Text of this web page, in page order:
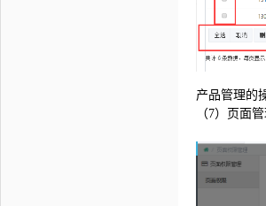
产品管理的
（7）页面